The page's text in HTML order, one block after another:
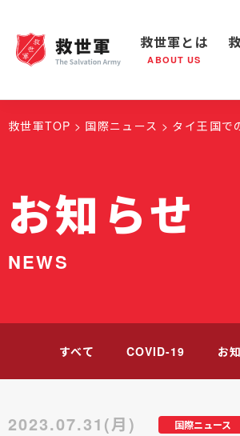
救世軍とは
ABOUT US
救世軍とは 世界が抱えている
救世軍
救世軍TOP 国際ニュース タイ王国で
お知らせ
NEWS
すべて COVID-19 お
国際ニュース
2023.07.31(月)